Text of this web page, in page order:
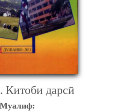
Китоби дарсӣ
Муалиф: